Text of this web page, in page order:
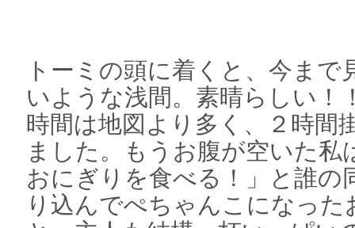
トーミの頭に着くと、今まで
いような浅間。素晴らしい！
時間は地図より多く、２時間
ました。もうお腹が空いた私
おにぎりを食べる！」と誰の
り込んでぺちゃんこになっ